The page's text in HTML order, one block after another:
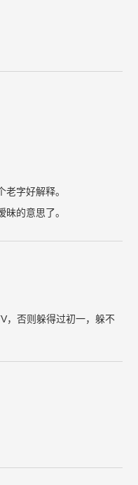
字好解释。
的意思了。
，否则躲得过初一，躲不